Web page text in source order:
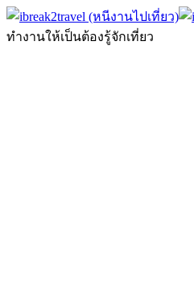
ทำงานให้เป็นต้องรู้จักเที่ยว